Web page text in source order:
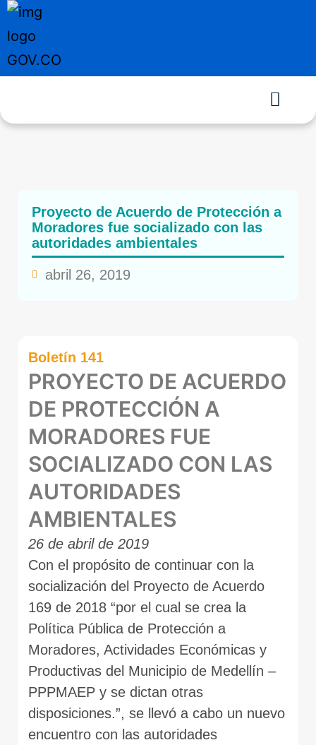
Proyecto de Acuerdo de Protección a
Moradores fue socializado con las
autoridades ambientales
abril 26, 2019
Boletín 141
PROYECTO DE ACUERDO
DE PROTECCIÓN A
MORADORES FUE
SOCIALIZADO CON LAS
AUTORIDADES
AMBIENTALES
26 de abril de 2019
Con el propósito de continuar con la
socialización del Proyecto de Acuerdo
169 de 2018 “por el cual se crea la
Política Pública de Protección a
Moradores, Actividades Económicas y
Productivas del Municipio de Medellín –
PPPMAEP y se dictan otras
disposiciones.”, se llevó a cabo un nuevo
encuentro con las autoridades